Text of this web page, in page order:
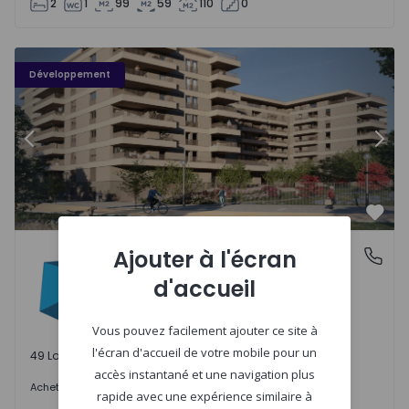
2 1 99 59 110 0
Développement
PLENO JARDIM - 3
Précédent
Águas Santas, PortoPLENO JARDIM
Águas Santas, Porto
49 Lots disponibles
Acheter 242.000 €
Ajouter à l'écran
d'accueil
Vous pouvez facilement ajouter ce site à
l'écran d'accueil de votre mobile pour un
accès instantané et une navigation plus
rapide avec une expérience similaire à